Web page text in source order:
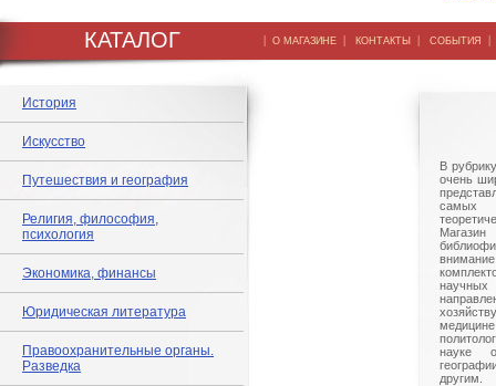
КАТАЛОГ | О МАГАЗИНЕ | КОНТАКТЫ | СОБЫТИЯ
История
Искусство
Путешествия и география
Религия, философия,
психология
Экономика, финансы
Юридическая литература
Правоохранительные органы.
Разведка
В
очень
самых
Магазин
науке
другим.